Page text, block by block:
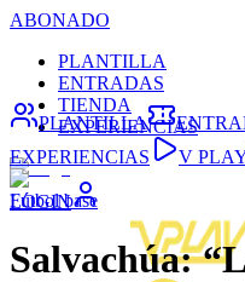
ABONADO
PLANTILLA
ENTRADAS
TIENDA
EXPERIENCIAS
LOGIN
PLANTILLA
EXPERIENCIAS
V
Fútbol base
Salvachúa: